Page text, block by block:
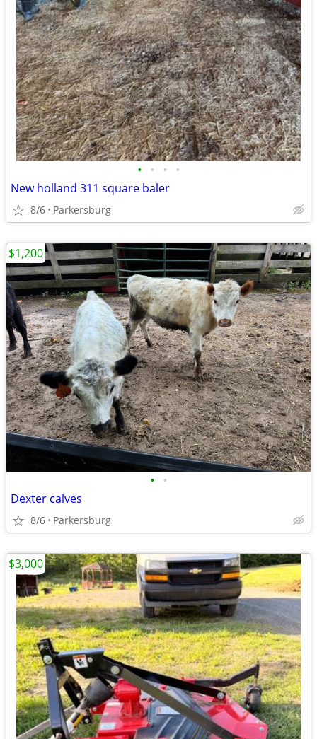
• • • •
New holland 311 square baler
8/6 Parkersburg
• •
Dexter calves
8/6 Parkersburg
$1,200
$3,000